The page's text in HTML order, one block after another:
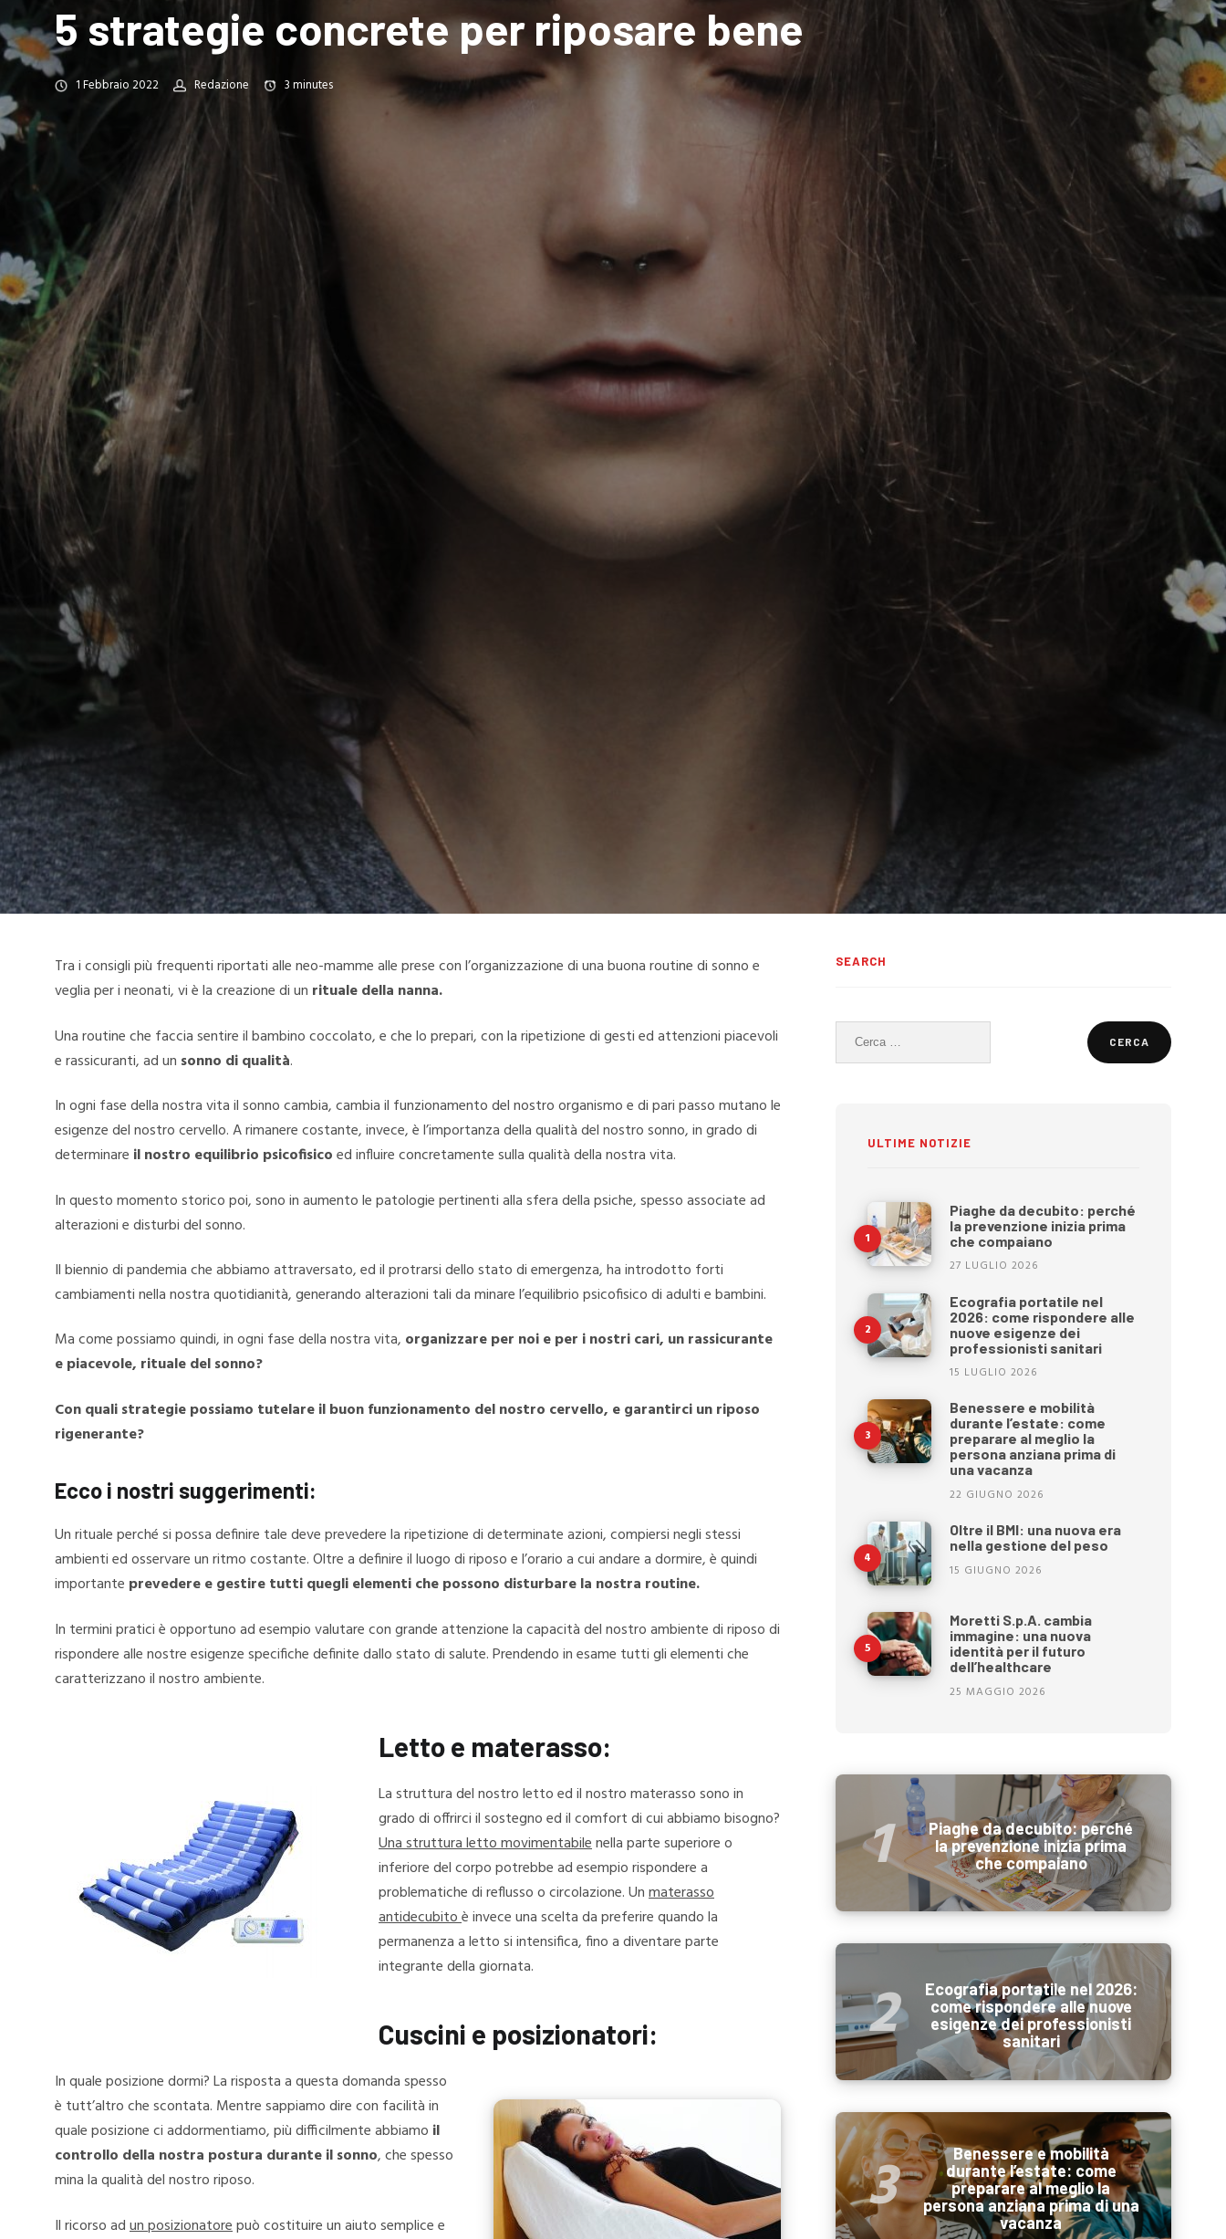
5 strategie concrete per riposare bene
1 Febbraio 2022 Redazione 3minutes
Tra i consigli più frequenti riportati alle neo-mamme alle prese con l’organizzazione di una buona routine di sonno e
veglia per i neonati, vi è la creazione di un rituale della nanna.
Una routine che faccia sentire il bambino coccolato, e che lo prepari, con la ripetizione di gesti ed attenzioni piacevoli
e rassicuranti, ad un sonno di qualità.
In ogni fase della nostra vita il sonno cambia, cambia il funzionamento del nostro organismo e di pari passo mutano le
esigenze del nostro cervello. A rimanere costante, invece, è l’importanza della qualità del nostro sonno, in grado di
determinare il nostro equilibrio psicofisicoed influire concretamente sulla qualità della nostra vita.
In questo momento storico poi, sono in aumento le patologie pertinenti alla sfera della psiche, spesso associate ad
alterazioni e disturbi del sonno.
Il biennio di pandemia che abbiamo attraversato, ed il protrarsi dello stato di emergenza, ha introdotto forti
cambiamenti nella nostra quotidianità, generando alterazioni tali da minare l’equilibrio psicofisico di adulti e bambini.
Ma come possiamo quindi, in ogni fase della nostra vita, organizzare per noi e per i nostri cari, un rassicurante
e piacevole, rituale del sonno?
Con quali strategie possiamo tutelare il buon funzionamento del nostro cervello, e garantirci un riposo
rigenerante?
Ecco i nostri suggerimenti:
Un rituale perché si possa definire tale deve prevedere la ripetizione di determinate azioni, compiersi negli stessi
ambienti ed osservare un ritmo costante. Oltre a definire il luogo di riposo e l’orario a cui andare a dormire, è quindi
importante prevedere e gestire tutti quegli elementi che possono disturbare la nostra routine.
In termini pratici è opportuno ad esempio valutare con grande attenzione la capacità del nostro ambiente di riposo di
rispondere alle nostre esigenze specifiche definite dallo stato di salute. Prendendo in esame tutti gli elementi che
caratterizzano il nostro ambiente.
Letto e materasso:
La struttura del nostro letto ed il nostro materasso sono in
grado di offrirci il sostegno ed il comfort di cui abbiamo bisogno?
Una struttura letto movimentabilenella parte superiore o
inferiore del corpo potrebbe ad esempio rispondere a
problematiche di reflusso o circolazione. Unmaterasso
antidecubitoè invece una scelta da preferire quando la
permanenza a letto si intensifica, fino a diventare parte
integrante della giornata.
Cuscini e posizionatori:
In quale posizione dormi? La risposta a questa domanda spesso
è tutt’altro che scontata. Mentre sappiamo dire con facilità in
quale posizione ci addormentiamo, più difficilmente abbiamo il
controllo della nostra postura durante il sonno, che spesso
mina la qualità del nostro riposo.
Il ricorso adun posizionatorepuò costituire un aiuto semplice e
SEARCH
Ricerca
per:
ULTIME NOTIZIE
Piaghe da decubito: perché
la prevenzione inizia prima
che compaiano
27 LUGLIO 2026
Ecografia portatile nel
2026: come rispondere alle
nuove esigenze dei
professionisti sanitari
15 LUGLIO 2026
Benessere e mobilità
durante l’estate: come
preparare al meglio la
persona anziana prima di
una vacanza
22 GIUGNO 2026
Oltre il BMI: una nuova era
nella gestione del peso
15 GIUGNO 2026
Moretti S.p.A. cambia
immagine: una nuova
identità per il futuro
dell’healthcare
25 MAGGIO 2026
Piaghe da decubito: perché
la prevenzione inizia prima
che compaiano
Ecografia portatile nel 2026:
come rispondere alle nuove
esigenze dei professionisti
sanitari
Benessere e mobilità
durante l’estate: come
preparare al meglio la
persona anziana prima di una
vacanza